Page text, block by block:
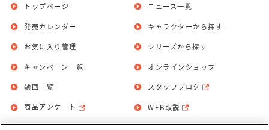
トップページ
発売カレンダー
お気に入り管理
ニュース一覧
キャラクターから探す
シリーズから探す
キャンペーン一覧
動画一覧
商品アンケート
オンラインショップ
スタッフブログ
WEB取説